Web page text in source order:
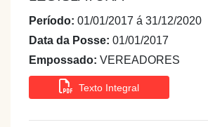
Período: 01/01/2017 á 31/12/2020
Data da Posse: 01/01/2017
Empossado: VEREADORES
Texto Integral